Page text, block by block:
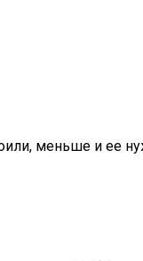
меньше и ее